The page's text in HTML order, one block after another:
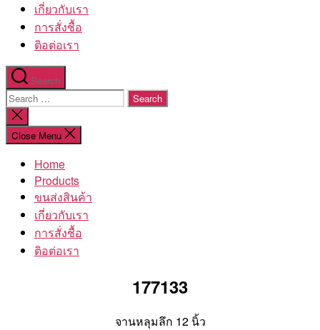
เกี่ยวกับเรา
การสั่งชื้อ
ติอต่อเรา
Search
Search
for:
Close
search
Close Menu
Home
Products
ขนส่งสินค้า
เกี่ยวกับเรา
การสั่งชื้อ
ติอต่อเรา
177133
จานหลุมลึก 12 นิ้ว